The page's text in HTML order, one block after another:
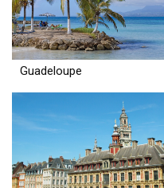
Guadeloupe